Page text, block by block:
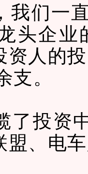
我们一
头企
资人的
。
了投资
盟、电